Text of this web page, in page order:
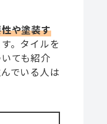
や塗装す
。タイルを
ても紹介
でいる人は